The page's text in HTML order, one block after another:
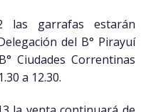
las garrafas estarán
del B° Pirayuí
Ciudades Correntinas
a 12.30.